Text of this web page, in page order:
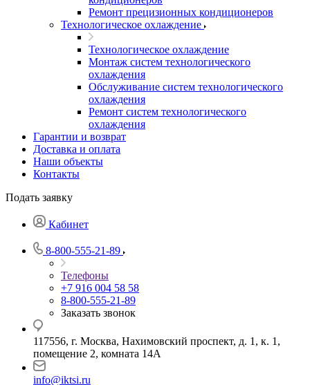
Ремонт прецизионных кондиционеров
Технологическое охлаждение
Технологическое охлаждение
Монтаж систем технологического
охлаждения
Обслуживание систем технологического
охлаждения
Ремонт систем технологического
охлаждения
Гарантии и возврат
Доставка и оплата
Наши объекты
Контакты
Подать заявку
Кабинет
8-800-555-21-89
Телефоны
+7 916 004 58 58
8-800-555-21-89
Заказать звонок
117556, г. Москва, Нахимовский проспект, д. 1, к. 1,
помещение 2, комната 14А
info@iktsi.ru